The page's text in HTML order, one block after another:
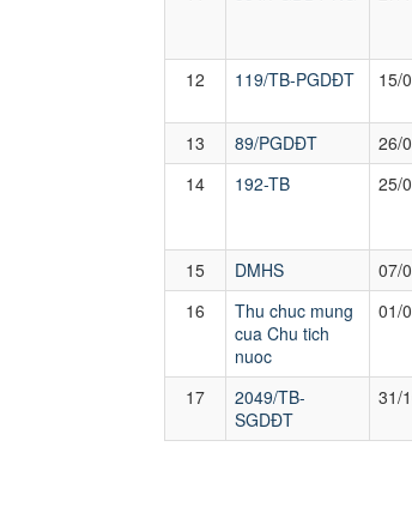
12 119/TB-PGDĐT 15/
13 89/PGDĐT 26/
14
192-TB 25/
15
DMHS 07/
16
Thu chuc mung
cua Chu tich
nuoc
01/
17
2049/TB-
SGDĐT
31/